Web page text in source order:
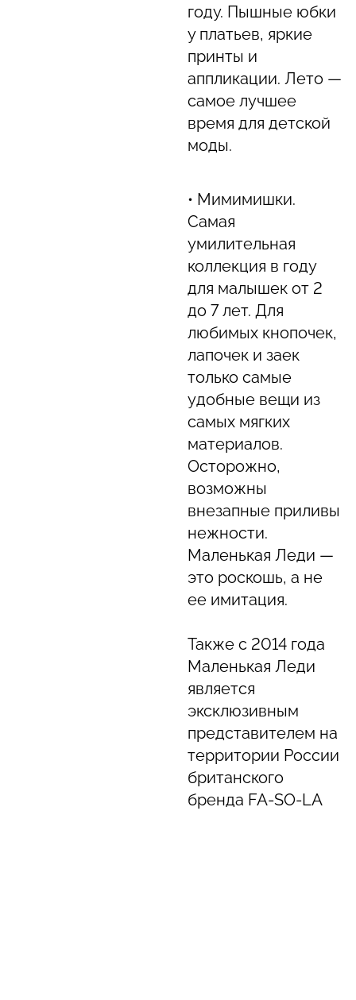
году. Пышные юбки
у платьев, яркие
принты и
аппликации. Лето —
самое лучшее
время для детской
моды.
• Мимимишки.
Самая
умилительная
коллекция в году
для малышек от 2
до 7 лет. Для
любимых кнопочек,
лапочек и заек
только самые
удобные вещи из
самых мягких
материалов.
Осторожно,
возможны
внезапные приливы
нежности.
Маленькая Леди —
это роскошь, а не
ее имитация.
Также с 2014 года
Маленькая Леди
является
эксклюзивным
представителем на
территории России
британского
бренда FA-SO-LA